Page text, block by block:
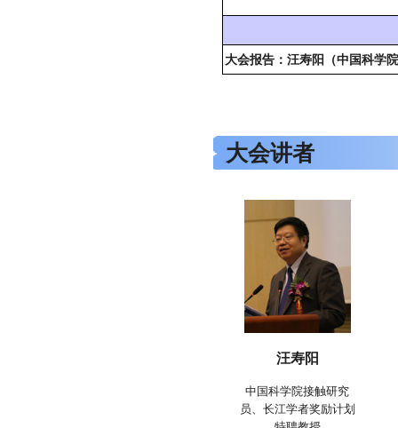
大会报告：汪寿阳（中国科学
大会讲者
汪寿阳
中国科学院接触研究
员、长江学者奖励计划